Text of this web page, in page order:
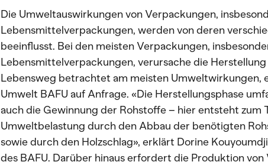
Die Umweltauswirkungen von Verpackungen,
Lebensmittelverpackungen, werden von deren
beeinflusst. Bei den meisten Verpackungen,
Lebensmittelverpackungen, verursache die
Lebensweg betrachtet am meisten Umweltwirkungen,
Umwelt BAFU auf Anfrage. «Die Herstellungsphase
auch die Gewinnung der Rohstoffe – hier entsteht zum
Umweltbelastung durch den Abbau der benötigten
sowie durch den Holzschlag», erklärt Dorine
des BAFU. Darüber hinaus erfordert die Produktion